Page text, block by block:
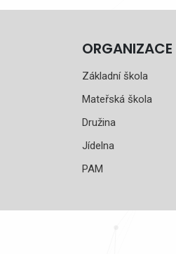
ORGANIZACE
Základní škola
Mateřská škola
Družina
Jídelna
PAM